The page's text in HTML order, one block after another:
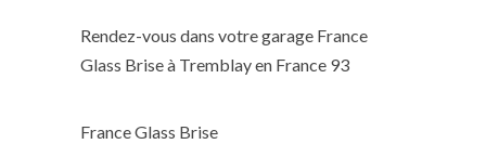
Rendez-vous dans votre garage France
Glass Brise à Tremblay en France 93
France Glass Brise